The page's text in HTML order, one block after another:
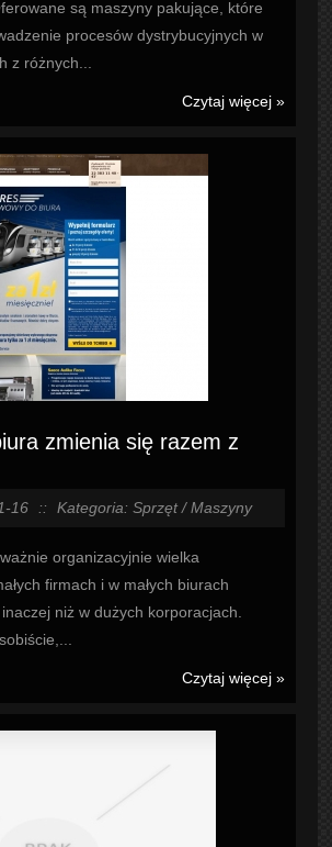
są maszyny pakujące, które
procesów dystrybucyjnych w
z różnych...
Czytaj więcej »
zmienia się razem z
16 :: Kategoria: Sprzęt / Maszyny
organizacyjnie wielka
firmach i w małych biurach
niż w dużych korporacjach.
Czytaj więcej »